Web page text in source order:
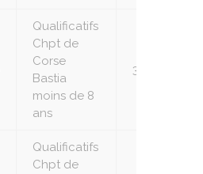
Qualificatifs
Chpt de
Corse
Bastia
moins de 8
ans
3
Qualificatifs
Chpt de